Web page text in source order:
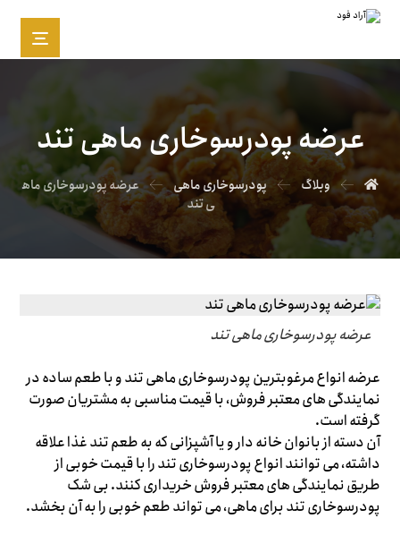
عرضه پودرسوخاری ماهی تند
وبلاگ پودرسوخاری ماهی
عرضه پودرسوخاری ماه
ی تند
عرضه پودرسوخاری ماهی تند
عرضه انواع مرغوبترین پودرسوخاری ماهی تند و با طعم ساده در
نمایندگی های معتبر فروش، با قیمت مناسبی به مشتریان صورت
گرفته است.
آن دسته از بانوان خانه دار و یا آشپزانی که به طعم تند غذا علاقه
داشته، می توانند انواع پودرسوخاری تند را با قیمت خوبی از
طریق نمایندگی های معتبر فروش خریداری کنند. بی شک
پودرسوخاری تند برای ماهی، می تواند طعم خوبی را به آن بخشد.